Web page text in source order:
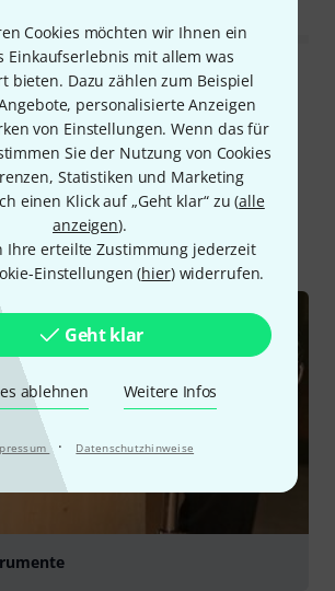
Cookies möchten wir Ihnen ein
Einkaufserlebnis mit allem was
bieten. Dazu zählen zum Beispiel
personalisierte Anzeigen
von Einstellungen. Wenn das für
Sie der Nutzung von Cookies
Statistiken und Marketing
einen Klick auf „Geht klar“ zu (alle
anzeigen).
Ihre erteilte Zustimmung jederzeit
Einstellungen (hier) widerrufen.
Geht klar
ablehnen Weitere Infos
· Datenschutzhinweise
Bewertungen lesen
gewusst?
Alle Ratgeber